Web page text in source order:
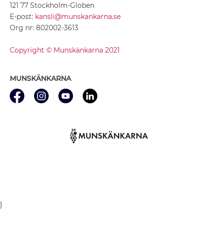
121 77 Stockholm-Globen
E-post: kansli@munskankarna.se
Org nr: 802002-3613
Copyright © Munskänkarna 2021
MUNSKÄNKARNA
}